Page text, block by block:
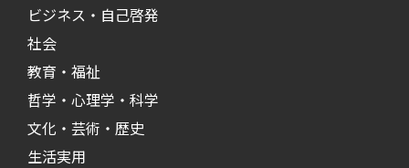
ビジネス・自己啓発
社会
教育・福祉
哲学・心理学・科学
文化・芸術・歴史
生活実用